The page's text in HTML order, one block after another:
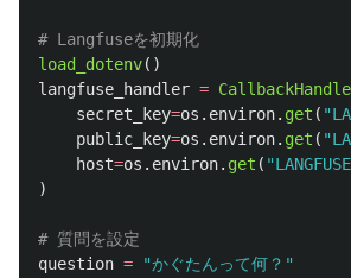
load_dotenv()
langfuse_handler =
secret_key=os . environ. get ( "
public_key=os . environ. get ( "
host=os . environ. get ( "
)
question = "かぐたんって何？ "